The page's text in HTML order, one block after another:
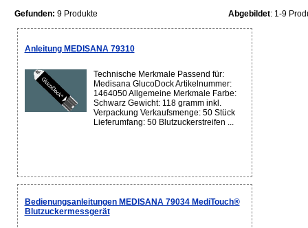
Gefunden: 9 Produkte Abgebildet: 1-9
Anleitung MEDISANA 79310
Technische Merkmale Passend für:
Medisana GlucoDock Artikelnummer:
1464050 Allgemeine Merkmale Farbe:
Schwarz Gewicht: 118 gramm inkl.
Verpackung Verkaufsmenge: 50 Stück
Lieferumfang: 50 Blutzuckerstreifen ...
Bedienungsanleitungen MEDISANA 79034 MediTouch®
Blutzuckermessgerät